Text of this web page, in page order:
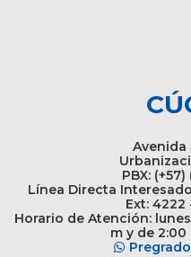
Avenida
PBX:
Línea Directa
Ext:
Horario de Atención:
m y de 2:00